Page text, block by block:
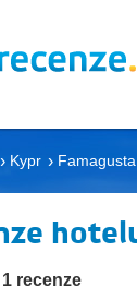
Kypr Famagusta
recenze